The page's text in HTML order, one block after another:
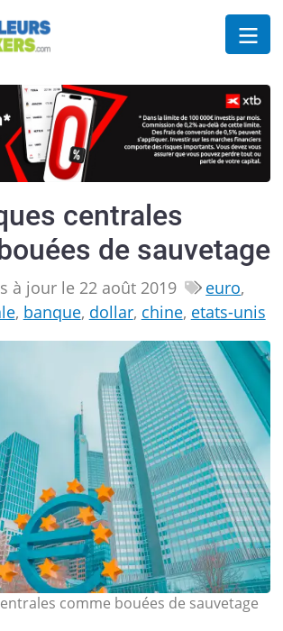
centrales
de sauvetage
à jour le 22 août 2019 euro,
, banque, dollar, chine, etats-unis
comme bouées de sauvetage